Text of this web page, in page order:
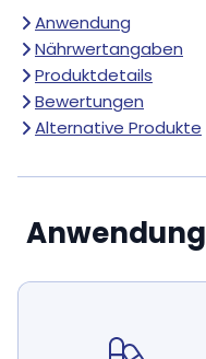
Anwendung
Nährwertangaben
Produktdetails
Bewertungen
Alternative Produkte
Anwendung